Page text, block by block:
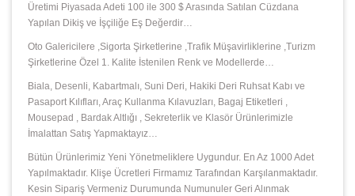
Üretimi Piyasada Adeti 100 ile 300 $ Arasında Satılan Cüzdana
Yapılan Dikiş ve İşçiliğe Eş Değerdir…
Oto Galericilere ,Sigorta Şirketlerine ,Trafik Müşavirliklerine ,Turizm
Şirketlerine Özel 1. Kalite İstenilen Renk ve Modellerde…
Biala, Desenli, Kabartmalı, Suni Deri, Hakiki Deri Ruhsat Kabı ve
Pasaport Kılıfları, Araç Kullanma Kılavuzları, Bagaj Etiketleri ,
Mousepad , Bardak Altlığı , Sekreterlik ve Klasör Ürünlerimizle
İmalattan Satış Yapmaktayız…
Bütün Ürünlerimiz Yeni Yönetmeliklere Uygundur. En Az 1000 Adet
Yapılmaktadır. Klişe Ücretleri Firmamız Tarafından Karşılanmaktadır.
Kesin Sipariş Vermeniz Durumunda Numunuler Geri Alınmak